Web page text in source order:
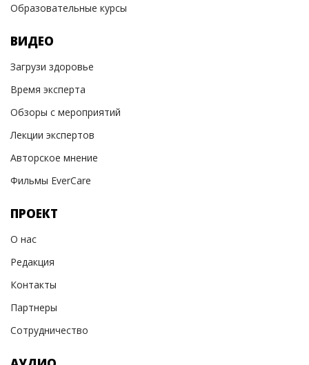
Образовательные курсы
ВИДЕО
Загрузи здоровье
Время эксперта
Обзоры с мероприятий
Лекции экспертов
Авторское мнение
Фильмы EverCare
ПРОЕКТ
О нас
Редакция
Контакты
Партнеры
Сотрудничество